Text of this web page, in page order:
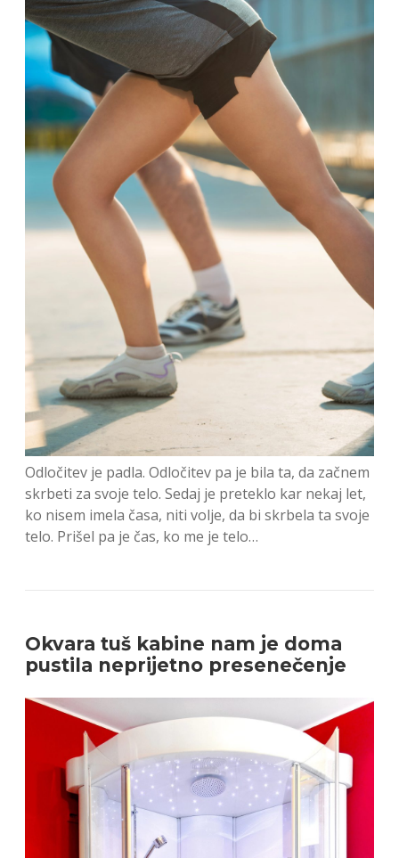
Odločitev je padla. Odločitev pa je bila ta, da začnem
skrbeti za svoje telo. Sedaj je preteklo kar nekaj let,
ko nisem imela časa, niti volje, da bi skrbela ta svoje
telo. Prišel pa je čas, ko me je telo…
Okvara tuš kabine nam je doma
pustila neprijetno presenečenje